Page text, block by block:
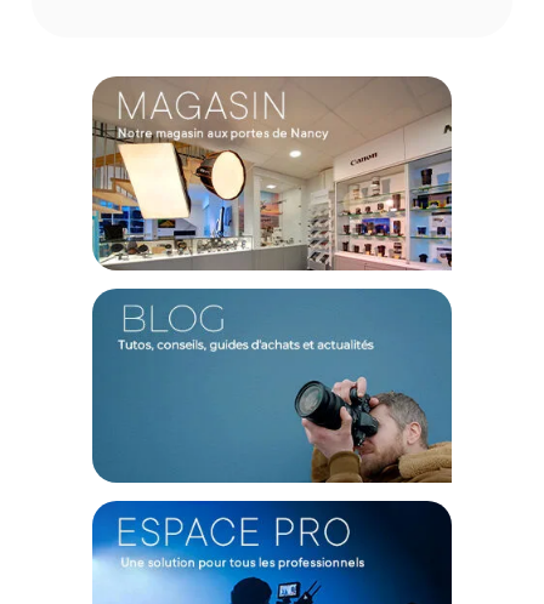
Offre valable jusqu'au 10-08-2026 inclus.
Code EAN Cartoni Trépied Light Weight Stand - Trépied Photo -
Achat et Prix :
4260725673040
Garantie 5 ans
(1) Offre valable jusqu'au 31 Décembre 2030 à partir de 49 euros
d'achat, sur la base d'une expédition Chronopost 24H vers un point
relais situé en France continentale uniquement, valable uniquement
sur les produits de moins de 1m et moins de 20Kg.
(2) Sous réserve d'éligibilité.
sur le prix TTC en €, les points seront effectivement calculés dans le